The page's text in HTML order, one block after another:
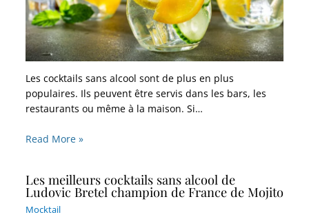
Les cocktails sans alcool sont de plus en plus
populaires. Ils peuvent être servis dans les bars, les
restaurants ou même à la maison. Si…
Read More »
Les meilleurs cocktails sans alcool de
Ludovic Bretel champion de France de Mojito
Mocktail